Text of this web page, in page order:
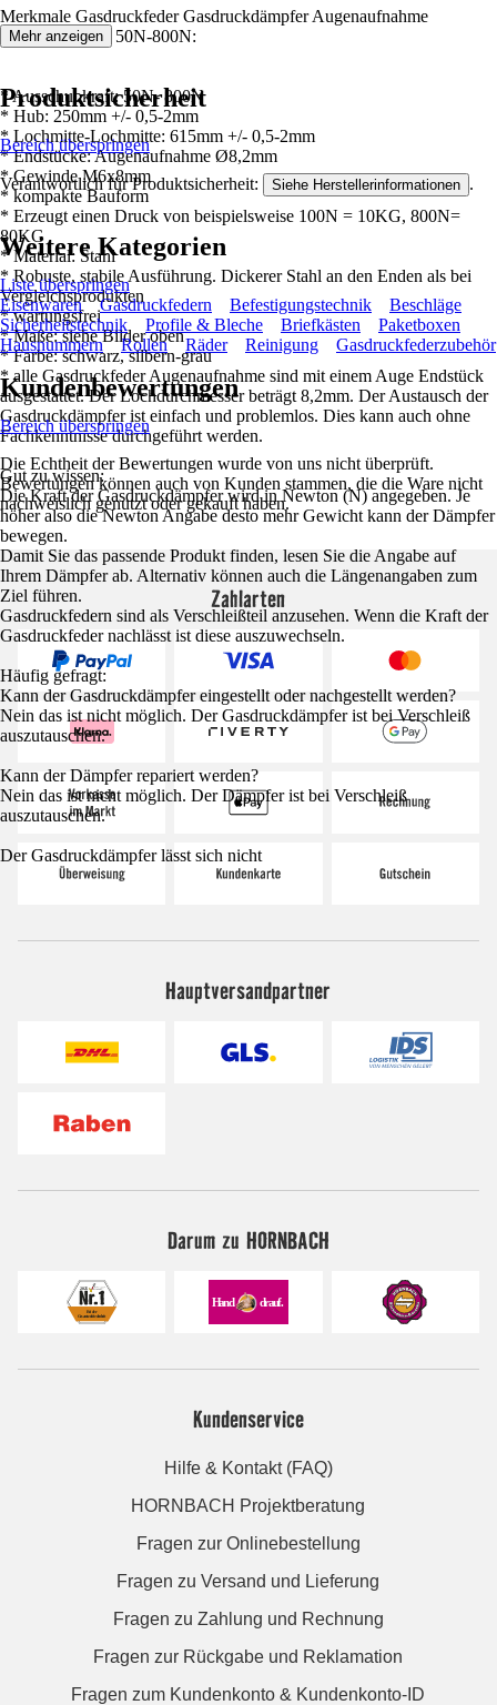
Merkmale Gasdruckfeder Gasdruckdämpfer Augenaufnahme
615mm/250mm 50N-800N:
* Ausschubkraft: 50N- 800N
* Hub: 250mm +/- 0,5-2mm
* Lochmitte-Lochmitte: 615mm +/- 0,5-2mm
* Endstücke: Augenaufnahme Ø8,2mm
* Gewinde M6x8mm
* kompakte Bauform
* Erzeugt einen Druck von beispielsweise 100N = 10KG, 800N=
80KG
* Material: Stahl
* Robuste, stabile Ausführung. Dickerer Stahl an den Enden als bei
Vergleichsprodukten
* wartungsfrei
* Maße: siehe Bilder oben
* Farbe: schwarz, silbern-grau
* alle Gasdruckfeder Augenaufnahme sind mit einem Auge Endstück
ausgestattet. Der Lochdurchmesser beträgt 8,2mm. Der Austausch der
Gasdruckdämpfer ist einfach und problemlos. Dies kann auch ohne
Fachkenntnisse durchgeführt werden.
Gut zu wissen:
Die Kraft der Gasdruckdämpfer wird in Newton (N) angegeben. Je
höher also die Newton Angabe desto mehr Gewicht kann der Dämpfer
bewegen.
Damit Sie das passende Produkt finden, lesen Sie die Angabe auf
Ihrem Dämpfer ab. Alternativ können auch die Längenangaben zum
Ziel führen.
Gasdruckfedern sind als Verschleißteil anzusehen. Wenn die Kraft der
Gasdruckfeder nachlässt ist diese auszuwechseln.
Häufig gefragt:
Kann der Gasdruckdämpfer eingestellt oder nachgestellt werden?
Nein das ist nicht möglich. Der Gasdruckdämpfer ist bei Verschleiß
auszutauschen.
Kann der Dämpfer repariert werden?
Nein das ist nicht möglich. Der Dämpfer ist bei Verschleiß
auszutauschen.
Der Gasdruckdämpfer lässt sich nicht
Mehr anzeigen
Produktsicherheit
Bereich überspringen
Verantwortlich für Produktsicherheit: Siehe Herstellerinformationen .
Weitere Kategorien
Liste überspringen
Eisenwaren
Gasdruckfedern Befestigungstechnik
Beschläge
Sicherheitstechnik
Profile & Bleche Briefkästen
Paketboxen
Hausnummern
Rollen Räder Reinigung Gasdruckfederzubehör
Kundenbewertungen
Bereich überspringen
Die Echtheit der Bewertungen wurde von uns nicht überprüft.
Bewertungen können auch von Kunden stammen, die die Ware nicht
nachweislich genutzt oder gekauft haben.
Zahlarten
Hauptversandpartner
Darum zu HORNBACH
Kundenservice
Hilfe & Kontakt (FAQ)
HORNBACH Projektberatung
Fragen zur Onlinebestellung
Fragen zu Versand und Lieferung
Fragen zu Zahlung und Rechnung
Fragen zur Rückgabe und Reklamation
Fragen zum Kundenkonto & Kundenkonto-ID